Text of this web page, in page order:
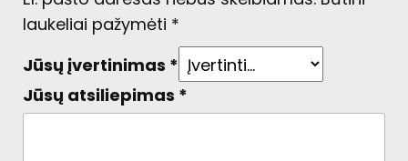
laukeliai pažymėti *
Jūsų įvertinimas *
Jūsų atsiliepimas *